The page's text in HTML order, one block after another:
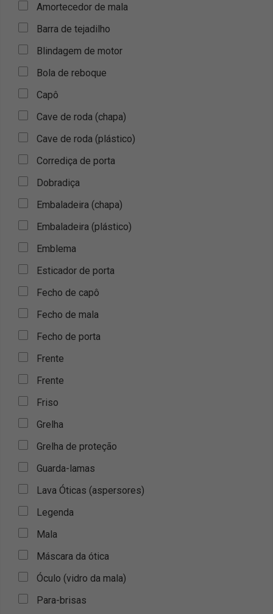
Amortecedor de mala
Barra de tejadilho
Blindagem de motor
Bola de reboque
Capô
Cave de roda (chapa)
Cave de roda (plástico)
Corrediça de porta
Dobradiça
Embaladeira (chapa)
Embaladeira (plástico)
Emblema
Esticador de porta
Fecho de capô
Fecho de mala
Fecho de porta
Frente
Frente
Friso
Grelha
Grelha de proteção
Guarda-lamas
Lava Óticas (aspersores)
Legenda
Mala
Máscara da ótica
Óculo (vidro da mala)
Para-brisas